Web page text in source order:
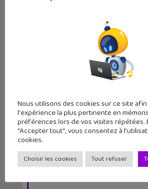
Meta lance les Comptes
sur Instagram
Nous utilisons des cookies sur ce site
l'expérience la plus pertinente en
préférences lors de vos visites répétées.
"Accepter tout", vous consentez à
cookies.
Choisir les cookies Tout refuser